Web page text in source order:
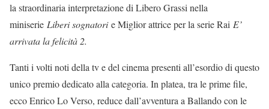
la straordinaria interpretazione di Libero Grassi nella
miniserie Liberi sognatorie Miglior attrice per la serie Rai E’
arrivata la felicità 2.
Tanti i volti noti della tv e del cinema presenti all’esordio di questo
unico premio dedicato alla categoria. In platea, tra le prime file,
ecco Enrico Lo Verso, reduce dall’avventura a Ballando con le